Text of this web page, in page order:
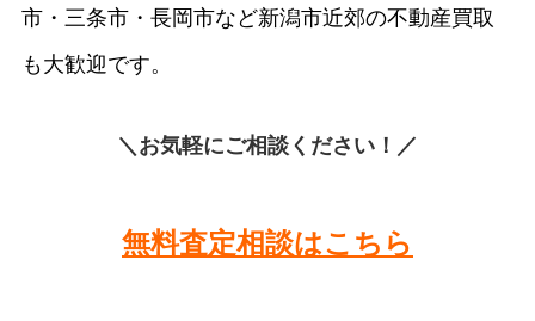
市・三条市・長岡市など新潟市近郊の不動産買取
も大歓迎です。
＼お気軽にご相談ください！／
無料査定相談はこちら